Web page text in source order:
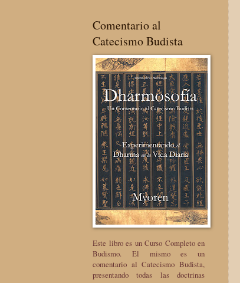
Comentario al
Catecismo Budista
Este libro es un Curso Completo en
Budismo. El mismo es un
comentario al Catecismo Budista,
presentando todas las doctrinas